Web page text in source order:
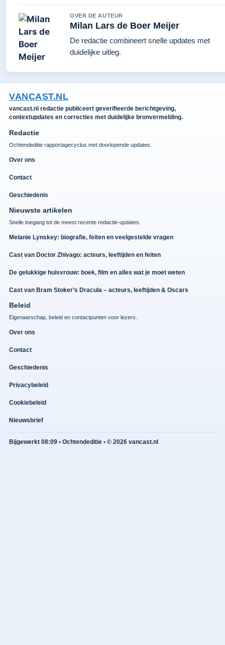
OVER DE AUTEUR
Milan Lars de Boer Meijer
De redactie combineert snelle updates met
duidelijke uitleg.
VANCAST.NL
vancast.nl redactie publiceert geverifieerde berichtgeving,
contextupdates en correcties met duidelijke bronvermelding.
Redactie
Ochtendeditie rapportagecyclus met doorlopende updates.
Over ons
Contact
Geschiedenis
Nieuwste artikelen
Snelle toegang tot de meest recente redactie-updates.
Melanie Lynskey: biografie, feiten en veelgestelde vragen
Cast van Doctor Zhivago: acteurs, leeftijden en feiten
De gelukkige huisvrouw: boek, film en alles wat je moet weten
Cast van Bram Stoker’s Dracula – acteurs, leeftijden & Oscars
Beleid
Eigenaarschap, beleid en contactpunten voor lezers.
Over ons
Contact
Geschiedenis
Privacybeleid
Cookiebeleid
Nieuwsbrief
Bijgewerkt 08:09 • Ochtendeditie • © 2026 vancast.nl